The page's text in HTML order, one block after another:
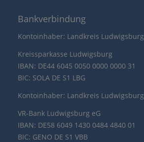
Bankverbindung
Kontoinhaber: Landkreis Ludwigsburg
Kreissparkasse Ludwigsburg
IBAN: DE44 6045 0050 0000 0000 31
BIC: SOLA DE S1 LBG
Kontoinhaber: Landkreis Ludwigsburg
VR-Bank Ludwigsburg eG
IBAN: DE58 6049 1430 0484 4840 01
BIC: GENO DE S1 VBB